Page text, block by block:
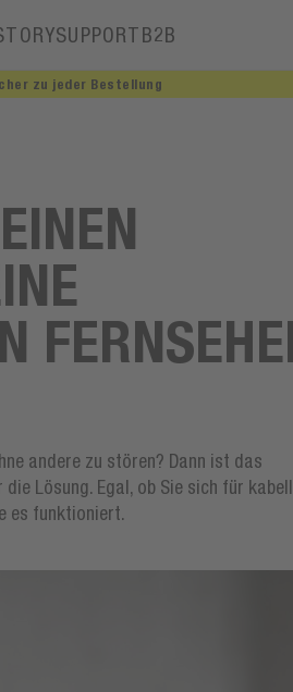
SUPPORTB2B
zu jeder Bestellung
K
O
andere zu stören? Dann ist das
Lösung. Egal, ob Sie sich für
es funktioniert.